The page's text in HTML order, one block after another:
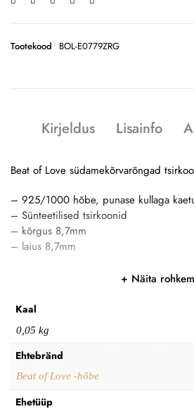
Tootekood BOL-E0779ZRG
Kirjeldus Lisainfo
Beat of Love südamekõrvarõngad
– 925/1000 hõbe, punase kullaga
– Sünteetilised tsirkoonid
– kõrgus 8,7mm
– laius 8,7mm
Näita rohkem
Kaal
0,05 kg
Ehtebränd
Beat of Love -hõbe
Ehetüüp